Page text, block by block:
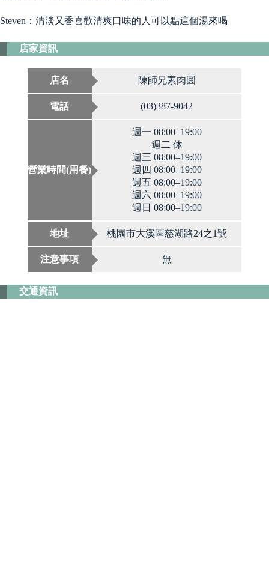
Steven：清淡又香喜歡清爽口味的人可以點這個湯來喝
店家資訊
店名 陳師兄素肉圓
電話 (03)387-9042
營業時間(用餐)
週一 08:00–19:00
週二 休
週三 08:00–19:00
週四 08:00–19:00
週五 08:00–19:00
週六 08:00–19:00
週日 08:00–19:00
地址 桃園市大溪區慈湖路24之1號
注意事項 無
交通資訊